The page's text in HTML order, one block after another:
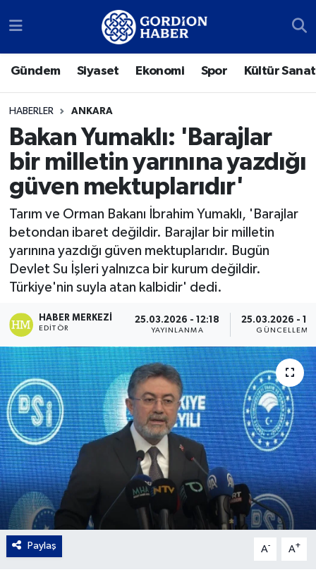
Gündem Siyaset Ekonomi Spor Kültür Sanat
HABERLER ANKARA
Bakan Yumaklı: 'Barajlar
bir milletin yarınına yazdığı
güven mektuplarıdır'
Tarım ve Orman Bakanı İbrahim Yumaklı, 'Barajlar
betondan ibaret değildir. Barajlar bir milletin
yarınına yazdığı güven mektuplarıdır. Bugün
Devlet Su İşleri yalnızca bir kurum değildir.
Türkiye'nin suyla atan kalbidir' dedi.
HABER MERKEZI
EDITÖR
25.03.2026 - 12:18
YAYINLANMA
25.03.2026 -
GÜNCELLEME
Paylaş A- A+
Sosyal Medya Hesaplarımız
Siyaset
Ekonomi
Spor
Kültür Sanat
Türk Dünyası
Ankara Nöbetçi Eczaneler
Ankara Trafik Yoğunluk Haritası
Süper Lig Puan Durumu ve Fikstür
Tüm Manşetler
Son Dakika Haberleri
Haber Arşivi